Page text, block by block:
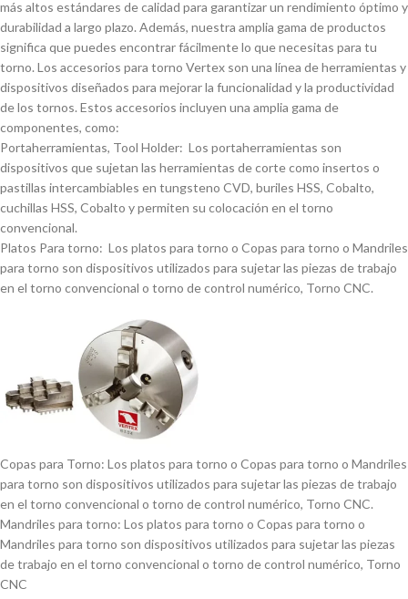
más altos estándares de calidad para garantizar un rendimiento óptimo y
durabilidad a largo plazo. Además, nuestra amplia gama de productos
significa que puedes encontrar fácilmente lo que necesitas para tu
torno. Los accesorios para torno Vertex son una lí­nea de herramientas y
dispositivos diseñados para mejorar la funcionalidad y la productividad
de los tornos. Estos accesorios incluyen una amplia gama de
componentes, como:
Portaherramientas, Tool Holder: Los portaherramientas son
dispositivos que sujetan las herramientas de corte como insertos o
pastillas intercambiables en tungsteno CVD, buriles HSS, Cobalto,
cuchillas HSS, Cobalto y permiten su colocación en el torno
convencional.
Platos Para torno: Los platos para torno o Copas para torno o Mandriles
para torno son dispositivos utilizados para sujetar las piezas de trabajo
en el torno convencional o torno de control numérico, Torno CNC.
Copas para Torno: Los platos para torno o Copas para torno o Mandriles
para torno son dispositivos utilizados para sujetar las piezas de trabajo
en el torno convencional o torno de control numérico, Torno CNC.
Mandriles para torno: Los platos para torno o Copas para torno o
Mandriles para torno son dispositivos utilizados para sujetar las piezas
de trabajo en el torno convencional o torno de control numérico, Torno
CNC